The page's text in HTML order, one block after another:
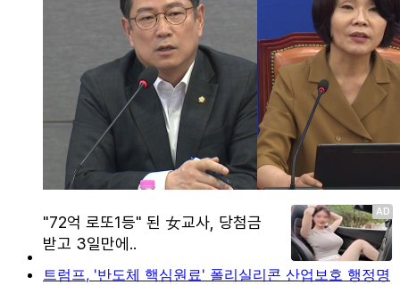
트럼프, '반도체 핵심원료' 폴리실리콘 산업보호 행정명